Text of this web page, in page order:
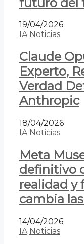
19/04/2026
IA Noticias
Claude
Experto,
Verdad
Anthropic
18/04/2026
IA Noticias
Meta
definitivo
realidad y
cambia
14/04/2026
IA Noticias